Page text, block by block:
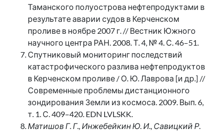
Таманского полуострова нефтепродуктами в
результате аварии судов в Керченском
проливе в ноябре 2007 г. // Вестник Южного
научного центра РАН. 2008. Т. 4, № 4. С. 46–51.
Спутниковый мониторинг последствий
катастрофического разлива нефтепродуктов
в Керченском проливе / О. Ю. Лаврова [и др.] //
Современные проблемы дистанционного
зондирования Земли из космоса. 2009. Вып. 6,
т. 1. С. 409–420. EDN LVLSKK.
Матишов Г. Г., Инжебейкин Ю. И., Савицкий Р.